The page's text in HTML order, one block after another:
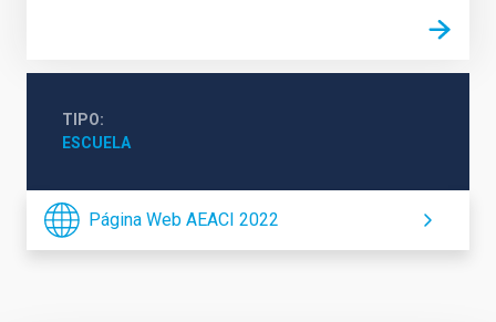
TIPO
ESCUELA
Página Web AEACI 2022